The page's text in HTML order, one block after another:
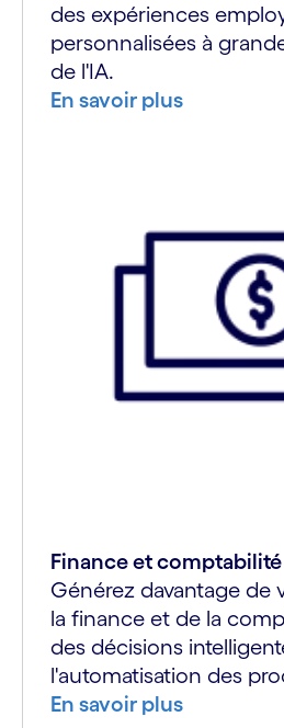
des expériences
personnalisées à
de l'IA.
En savoir plus
Finance et comptabilité
Générez davantage de
la finance et de la
des décisions
l'automatisation des
En savoir plus